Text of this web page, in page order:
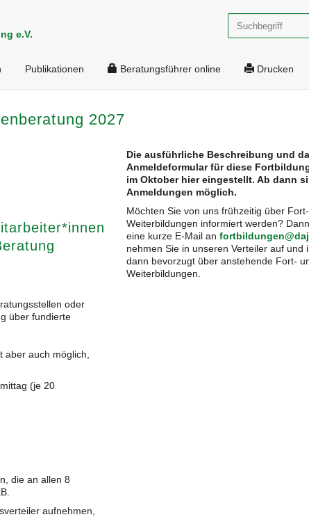
e.V.
Publikationen Beratungsführer online Drucken
2027
oder
über fundierte
auch möglich,
(je 20
die an allen 8
aufnehmen,
Die ausführliche Beschreibung und
Anmeldeformular für diese
im Oktober hier eingestellt. Ab dann
Anmeldungen möglich.
Möchten Sie von uns frühzeitig über
Weiterbildungen informiert werden?
eine kurze E-Mail an
nehmen Sie in unseren Verteiler auf und
dann bevorzugt über anstehende Fort-
Weiterbildungen.